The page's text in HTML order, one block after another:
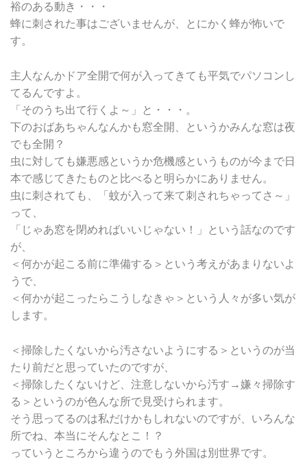
裕のある動き・・・
蜂に刺された事はございませんが、とにかく蜂が怖いで
す。
主人なんかドア全開で何が入ってきても平気でパソコンし
てるんですよ。
「そのうち出て行くよ～」と・・・。
下のおばあちゃんなんかも窓全開、というかみんな窓は夜
でも全開？
虫に対しても嫌悪感というか危機感というものが今まで日
本で感じてきたものと比べると明らかにありません。
虫に刺されても、「蚊が入って来て刺されちゃってさ～」
って、
「じゃあ窓を閉めればいいじゃない！」という話なのです
が、
＜何かが起こる前に準備する＞という考えがあまりないよ
うで、
＜何かが起こったらこうしなきゃ＞という人々が多い気が
します。
＜掃除したくないから汚さないようにする＞というのが当
たり前だと思っていたのですが、
＜掃除したくないけど、注意しないから汚す→嫌々掃除す
る＞というのが色んな所で見受けられます。
そう思ってるのは私だけかもしれないのですが、いろんな
所でね、本当にそんなとこ！？
っていうところから違うのでもう外国は別世界です。